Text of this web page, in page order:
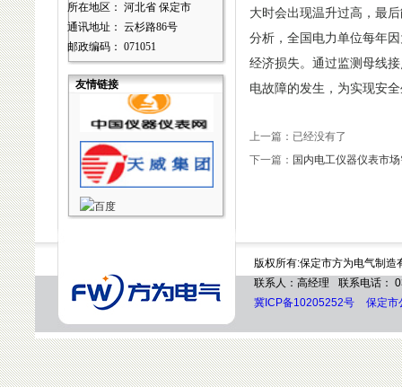
大时会出现温升过高，最
分析，全国电力单位每年
经济损失。通过监测母线
电故障的发生，为实现安
上一篇：已经没有了
下一篇： 国内电工仪器仪表市
所在地区： 河北省 保定市
通讯地址： 云杉路86号
邮政编码： 071051
友情链接
版权所有:保定市方为电气制造
联系人：高经理
联系电话：
冀ICP备10205252号
保定市